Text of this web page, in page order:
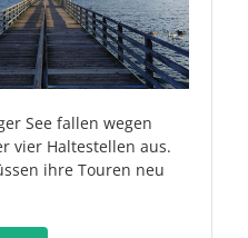
See fallen wegen
vier Haltestellen aus.
ihre Touren neu